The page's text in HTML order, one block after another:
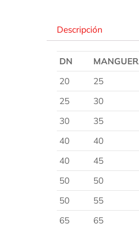
Descripción
DN
20
25
25
30
30
35
40
40
40
45
50
50
50
55
65
65